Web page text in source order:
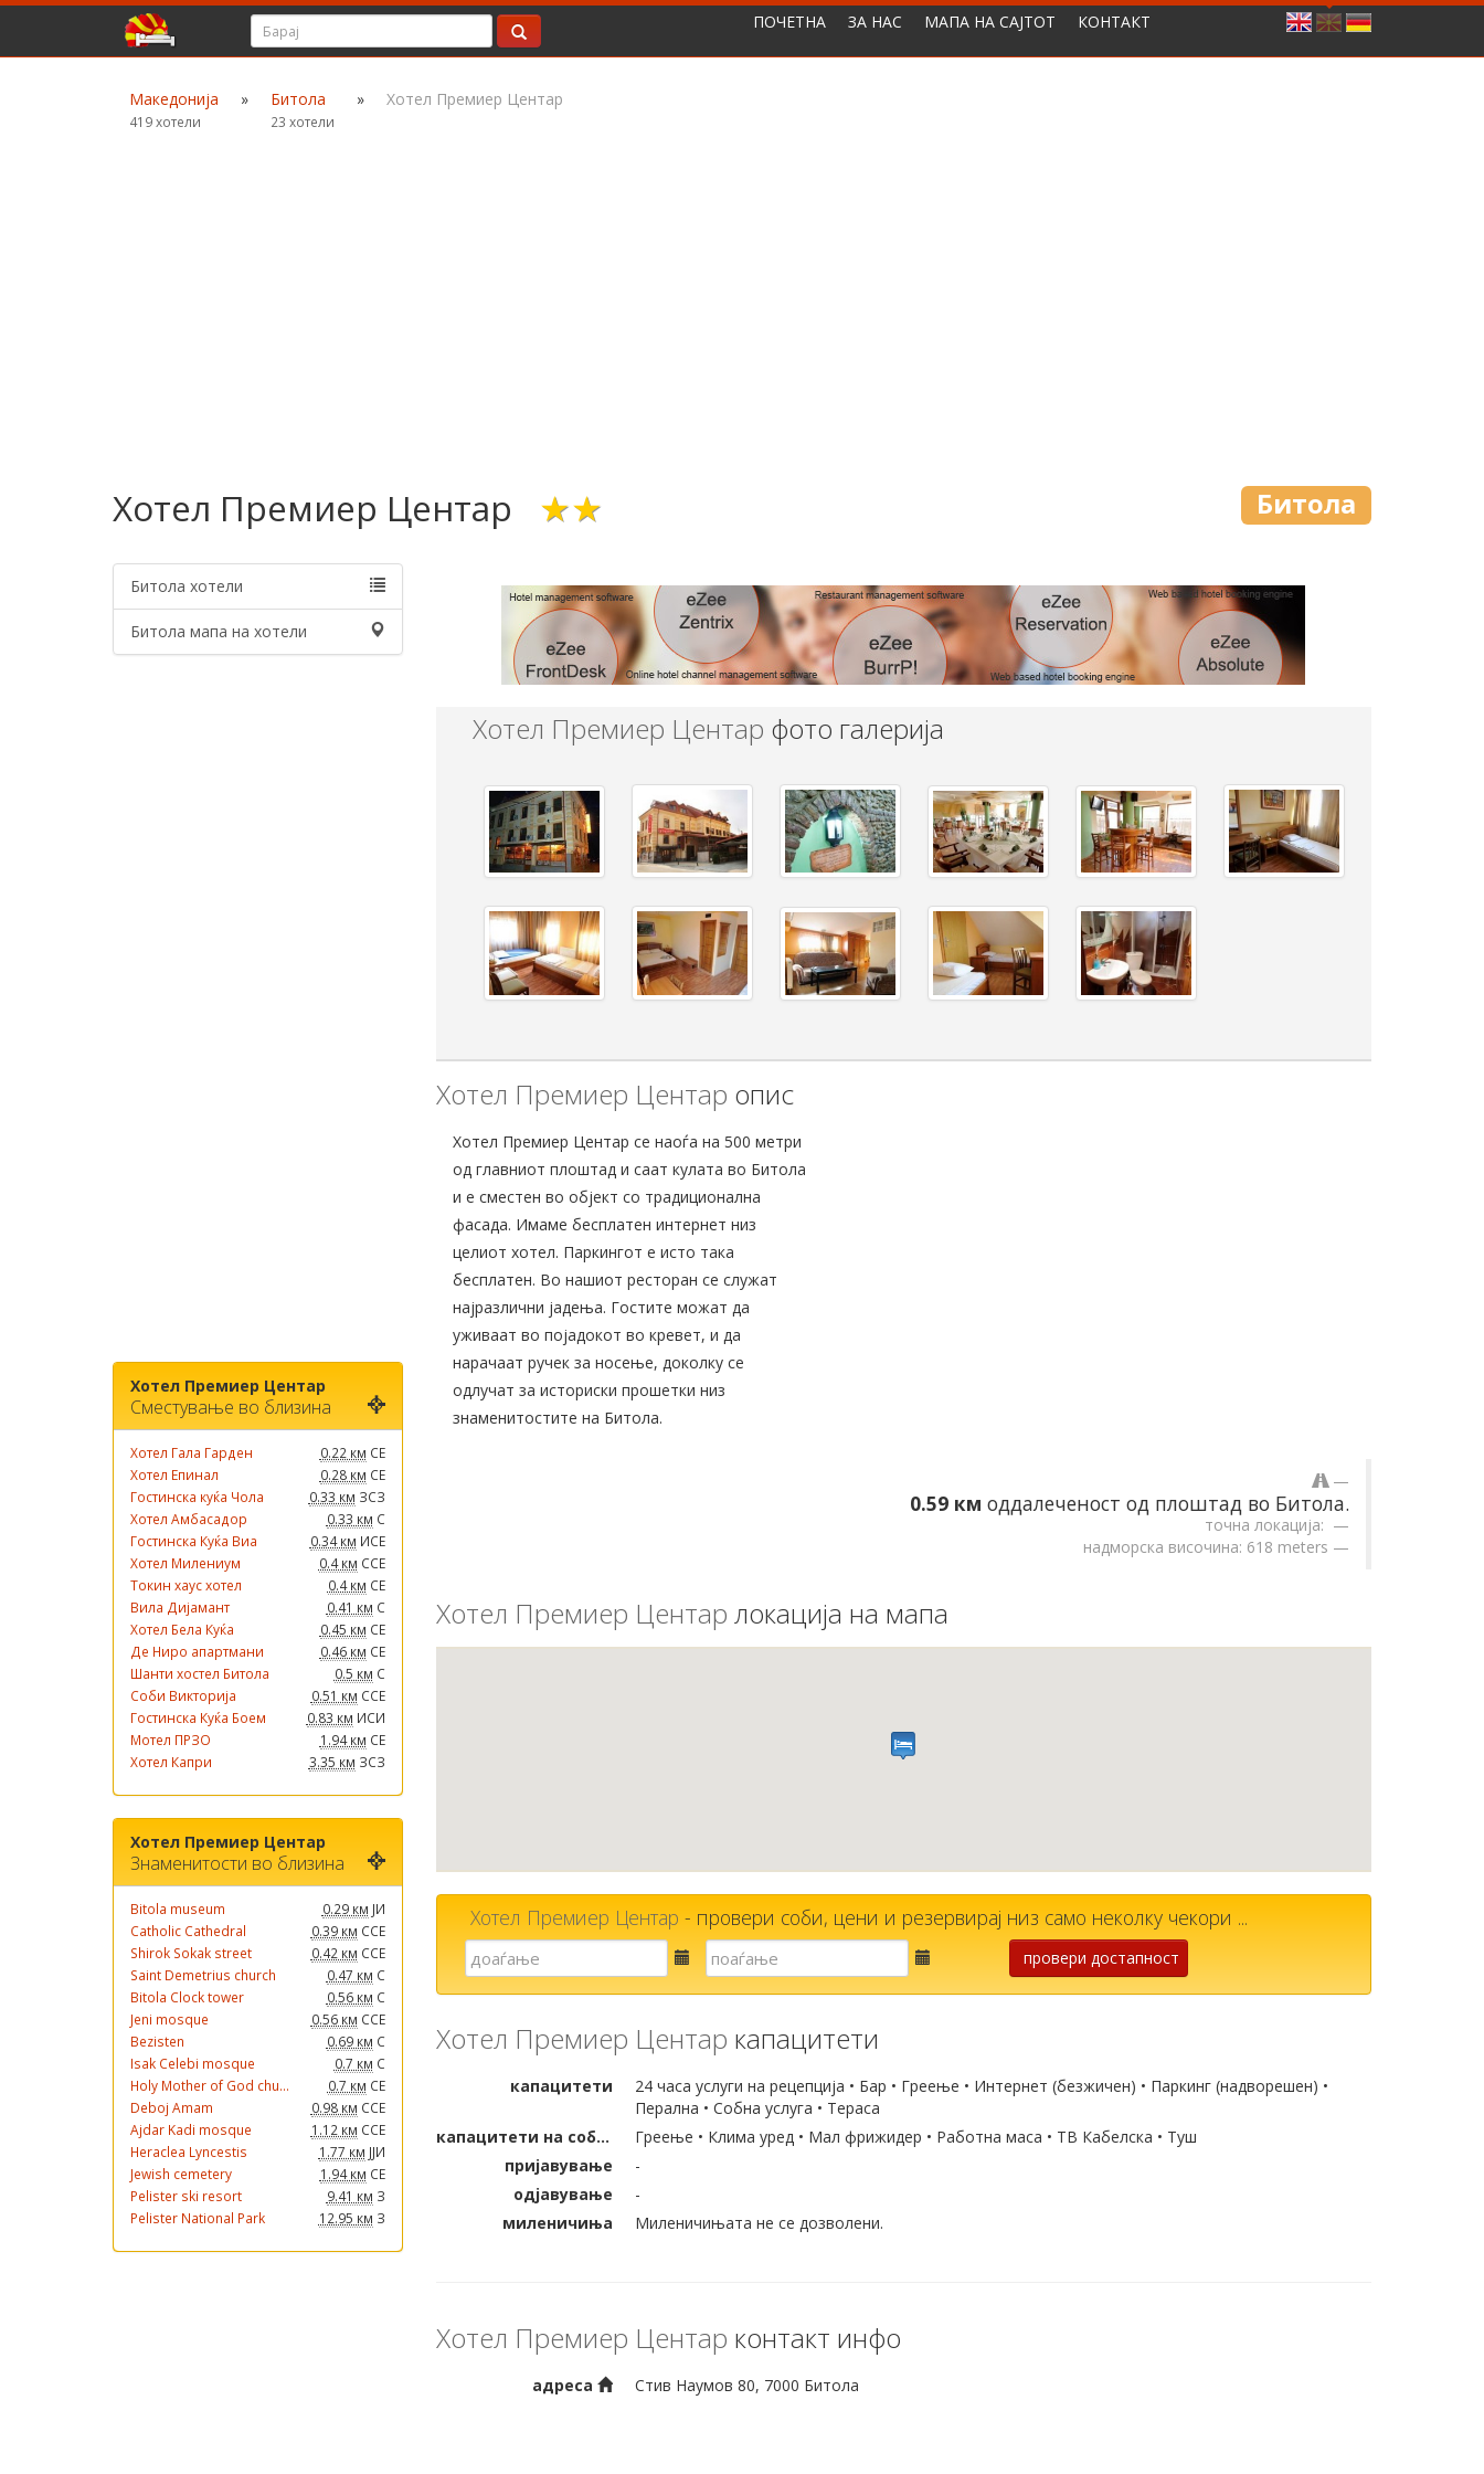
ПОЧЕТНА ЗА НАС МАПА НА САЈТОТ КОНТАКТ
Македонија
419 хотели
» Битола
23 хотели
» Хотел Премиер Центар
Хотел Премиер Центар ★★ Битола
Битола хотели
Битола мапа на хотели
Хотел Премиер Центар
Сместување во близина
Хотел Гала Гарден 0.22 км СЕ
Хотел Епинал
0.28 км СЕ
Гостинска куќа Чола
0.33 км ЗСЗ
Хотел Амбасадор
0.33 км С
Гостинска Куќа Виа
0.34 км ИСЕ
Хотел Милениум
0.4 км ССЕ
Токин хаус хотел
0.4 км СЕ
Вила Дијамант
0.41 км С
Хотел Бела Куќа
0.45 км СЕ
Де Ниро апартмани
0.46 км СЕ
Шанти хостел Битола
0.5 км С
Соби Викторија
0.51 км ССЕ
Гостинска Куќа Боем
0.83 км ИСИ
Мотел ПРЗО
1.94 км СЕ
Хотел Капри
3.35 км ЗСЗ
Хотел Премиер Центар
Знаменитости во близина
Bitola museum 0.29 км ЈИ
Catholic Cathedral
0.39 км ССЕ
Shirok Sokak street
0.42 км ССЕ
Saint Demetrius church
0.47 км С
Bitola Clock tower
0.56 км С
Jeni mosque
0.56 км ССЕ
Bezisten
0.69 км С
Isak Celebi mosque
0.7 км С
Holy Mother of God chu...
0.7 км СЕ
Deboj Amam
0.98 км ССЕ
Ajdar Kadi mosque
1.12 км ССЕ
Heraclea Lyncestis
1.77 км ЈЈИ
Jewish cemetery
1.94 км СЕ
Pelister ski resort
9.41 км З
Pelister National Park
12.95 км З
Хотел Премиер Центар фото галерија
Хотел Премиер Центар опис
Хотел Премиер Центар се наоѓа на 500 метри
од главниот плоштад и саат кулата во Битола
и е сместен во објект со традиционална
фасада. Имаме бесплатен интернет низ
целиот хотел. Паркингот е исто така
бесплатен. Во нашиот ресторан се служат
најразлични јадења. Гостите можат да
уживаат во појадокот во кревет, и да
нарачаат ручек за носење, доколку се
одлучат за историски прошетки низ
знаменитостите на Битола.
0.59 км оддалеченост од плоштад во Битола.
точна локација:
надморска височина: 618 meters
Хотел Премиер Центар локација на мапа
Хотел Премиер Центар - провери соби, цени и резервирај низ само неколку чекори ...
Е-
пошта
Е-
пошта
провери достапност
Хотел Премиер Центар капацитети
капацитети
24 часа услуги на рецепција • Бар • Греење • Интернет (безжичен) • Паркинг (надворешен) •
Перална • Собна услуга • Тераса
капацитети на собата
Греење • Клима уред • Мал фрижидер • Работна маса • ТВ Кабелска • Туш
пријавување
-
одјавување
-
миленичиња
Миленичињата не се дозволени.
Хотел Премиер Центар контакт инфо
адреса Стив Наумов 80, 7000 Битола